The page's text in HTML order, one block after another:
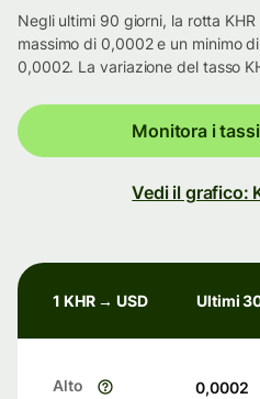
Negli ultimi 90 giorni, la rotta
massimo di 0,0002 e un minimo
0,0002. La variazione del tasso
Monitora i
Vedi il grafico:
1 KHR → USD Ultimi
Alto 0,0002